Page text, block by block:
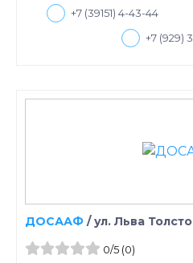
+7 (39151) 4-43-44
+7 (929)
ДОСААФ /ул. Льва
0/5(0)